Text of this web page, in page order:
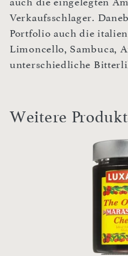
Verkaufsschlager.
Portfolio auch die
Limoncello, Sambuca,
unterschiedliche
Weitere